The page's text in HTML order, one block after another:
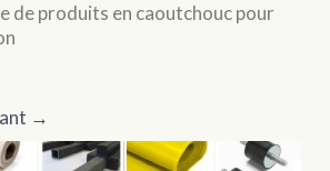
de produits en caoutchouc pour
→